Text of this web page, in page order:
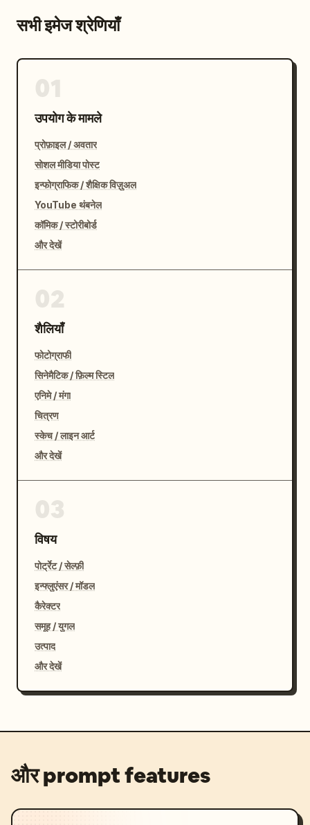
सभी इमेज श्रेणियाँ
उपयोग के मामले
प्रोफ़ाइल / अवतार
सोशल मीडिया पोस्ट
इन्फोग्राफिक / शैक्षिक विज़ुअल
YouTube थंबनेल
कॉमिक / स्टोरीबोर्ड
और देखें
शैलियाँ
फोटोग्राफी
सिनेमैटिक / फ़िल्म स्टिल
एनिमे / मंगा
चित्रण
स्केच / लाइन आर्ट
और देखें
विषय
पोर्ट्रेट / सेल्फ़ी
इन्फ्लुएंसर / मॉडल
कैरेक्टर
समूह / युगल
उत्पाद
और देखें
और prompt features